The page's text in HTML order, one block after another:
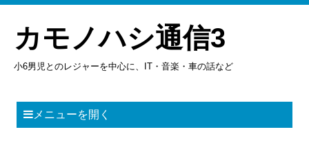
カモノハシ通信3
小6男児とのレジャーを中心に、IT・音楽・車の話など
メニューを開く